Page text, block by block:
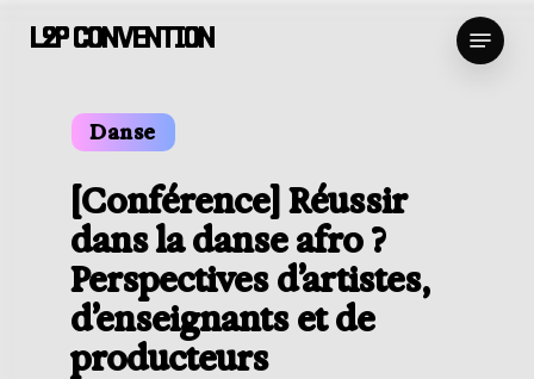
L2P CONVENTION
Menu
Danse
[Conférence] Réussir
dans la danse afro ?
Perspectives d’artistes,
d’enseignants et de
producteurs